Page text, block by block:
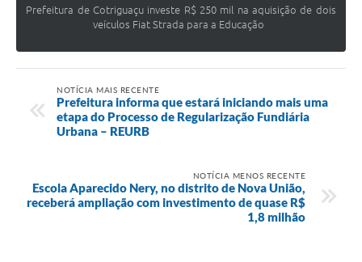
Prefeitura de Cotriguaçu investe R$ 250 mil na aquisição de dois
veículos Fiat Strada para a Educação
NOTÍCIA MAIS RECENTE
Prefeitura informa que estará iniciando mais uma
etapa do Processo de Regularização Fundiária
Urbana – REURB
NOTÍCIA MENOS RECENTE
Escola Aparecido Nery, no distrito de Nova União,
receberá ampliação com investimento de quase R$
1,8 milhão